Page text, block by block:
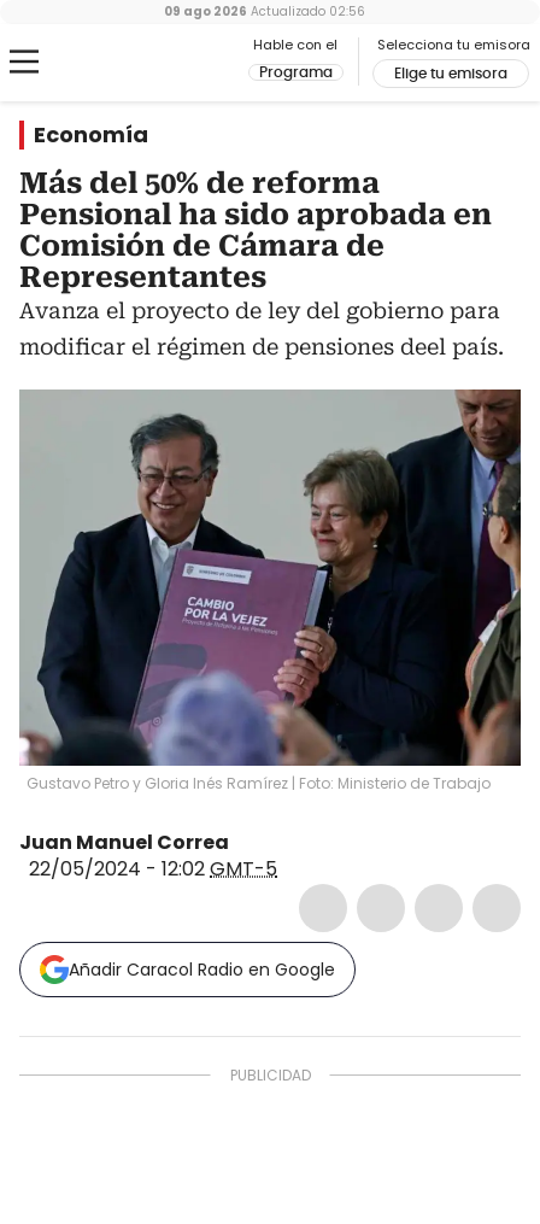
Hable con el
Programa
Selecciona tu emisora
Elige tu emisora
09 ago 2026 Actualizado 02:56
Economía
Más del 50% de reforma
Pensional ha sido aprobada en
Comisión de Cámara de
Representantes
Avanza el proyecto de ley del gobierno para
modificar el régimen de pensiones deel país.
Gustavo Petro y Gloria Inés Ramírez | Foto: Ministerio de Trabajo
Juan Manuel Correa
22/05/2024 - 12:02GMT-5
Añadir Caracol Radio en Google